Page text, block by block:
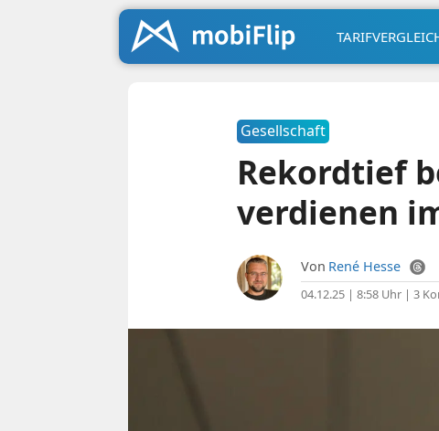
Gesellschaft
Rekordtief
verdienen
Von René Hesse
04.12.25 | 8:58 Uhr| 3